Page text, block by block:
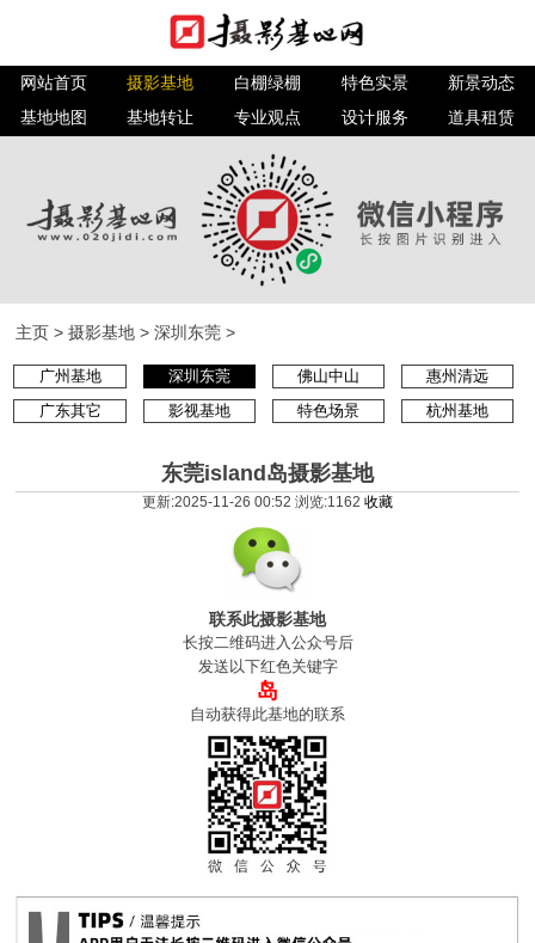
网站首页 摄影基地 白棚绿棚 特色实景
新景动态
基地地图
基地转让 专业观点 设计服务 道具租赁
主页 >摄影基地 >深圳东莞 >
广州基地 深圳东莞 佛山中山
惠州清远
广东其它
影视基地 特色场景 杭州基地
东莞island岛摄影基地
更新:2025-11-26 00:52 浏览:1162 收藏
联系此摄影基地
长按二维码进入公众号后
发送以下红色关键字
岛
自动获得此基地的联系